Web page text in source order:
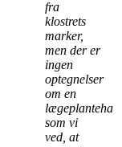
fra
klostrets
marker,
men der er
ingen
optegnelser
om en
lægeplantehave,
som vi
ved, at